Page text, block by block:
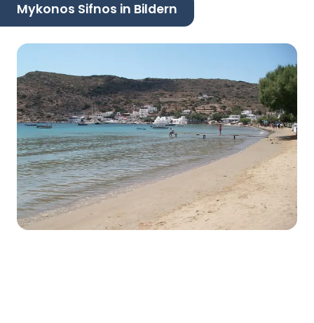
Mykonos Sifnos in Bildern